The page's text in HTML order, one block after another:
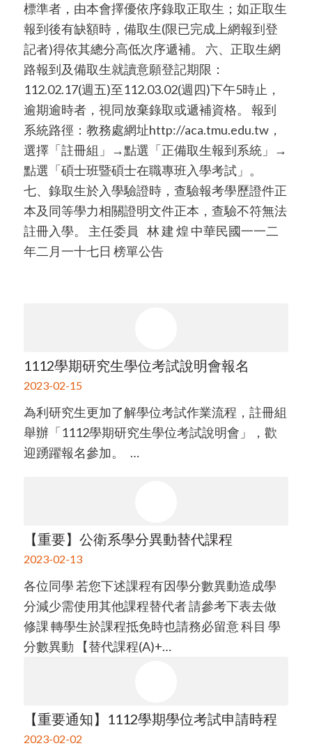
標準者，由本會擇優依序錄取正取生；如正取生
報到後有缺額時，備取生(限已完成上網報到登
記者)得依其總分高低次序遞補。 六、正取生網
路報到及備取生就讀意願登記期限：
112.02.17(週五)至112.03.02(週四)下午5時止，
逾期逾時者，視同放棄錄取或遞補資格。 報到
系統路徑：教務處網址http://aca.tmu.edu.tw，
選擇「註冊組」→點選「正備取生報到系統」→
點選「碩士班暨碩士在職專班入學考試」。
七、錄取生於入學驗證時，查驗報考學歷證件正
本及同等學力相關證明文件正本，查驗不符無法
註冊入學。 主任委員 林 建 煌 中華民國一一二
年二月一十七日 榜單公告
1112學期研究生學位考試說明會報名
2023-02-15
為利研究生更加了解學位考試作業流程，註冊組
舉辦「1112學期研究生學位考試說明會」，歡
迎踴躍報名參加。 …
【重要】公衛系學分異動替代課程
2023-02-13
各位同學 若您下述課程有因學分數異動造成學
分減少需使用其他課程替代者 請參考下表去做
修課 轉學生於課程抵免時也請務必留意 科目 學
分數異動 【替代課程(A)+…
【重要通知】1112學期學位考試申請時程
2023-02-02